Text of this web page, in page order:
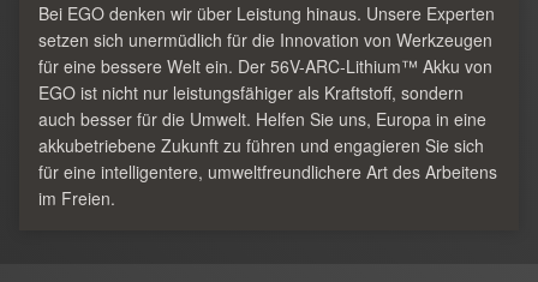
Bei EGO denken wir über Leistung hinaus. Unsere Experten
setzen sich unermüdlich für die Innovation von Werkzeugen
für eine bessere Welt ein. Der 56V-ARC-Lithium™ Akku von
EGO ist nicht nur leistungsfähiger als Kraftstoff, sondern
auch besser für die Umwelt. Helfen Sie uns, Europa in eine
akkubetriebene Zukunft zu führen und engagieren Sie sich
für eine intelligentere, umweltfreundlichere Art des Arbeitens
im Freien.